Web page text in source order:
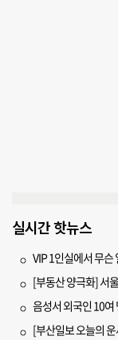
실시간 핫뉴스
VIP 1인실에서 무
[부동산 양극화] 서
음성서 외국인 10여
[부산일보 오늘의